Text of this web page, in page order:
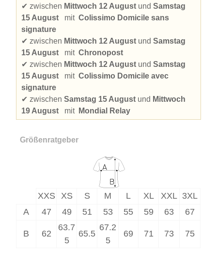
✔ zwischen Mittwoch 12 August undSamstag
15 August
mitColissimo Domicile sans
signature
✔ zwischen Mittwoch 12 August undSamstag
15 August
mitChronopost
✔ zwischen Mittwoch 12 August undSamstag
15 August
mitColissimo Domicile avec
signature
✔ zwischen Samstag 15 August und Mittwoch
19 August
mit Mondial Relay
Größenratgeber
XXS XS S M L XL XXL 3XL
A
47 49 51 53 55 59 63 67
B 62
63.7
5
65.5
67.2
5
69 71 73 75